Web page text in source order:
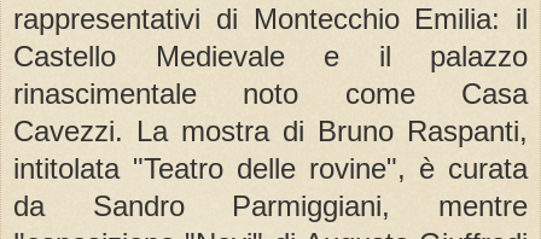
rappresentativi di Montecchio Emilia: il
Castello Medievale e il palazzo
rinascimentale noto come Casa
Cavezzi. La mostra di Bruno Raspanti,
intitolata "Teatro delle rovine", è curata
da Sandro Parmiggiani, mentre